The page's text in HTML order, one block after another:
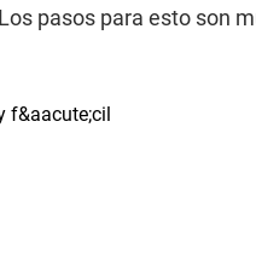
pasos para esto son